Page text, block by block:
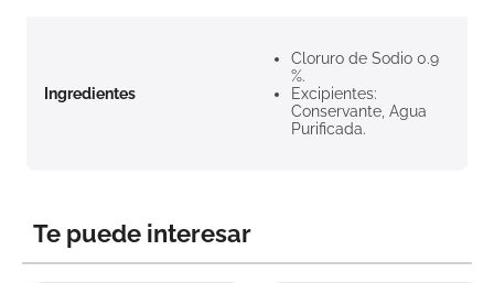
Ingredientes
Cloruro de Sodio 0.9
%.
Excipientes:
Conservante, Agua
Purificada.
Te puede interesar